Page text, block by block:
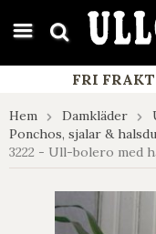
google-site-verification:
FRI
Hem Damkläder
Ponchos, sjalar &
3222 - Ull-bolero med